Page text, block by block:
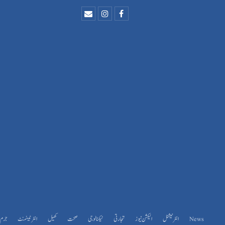
News انٹرنیشنل الیکشن نیوز تجارتی ٹیکنالوجی صحت کھیل انٹرٹینمنٹ